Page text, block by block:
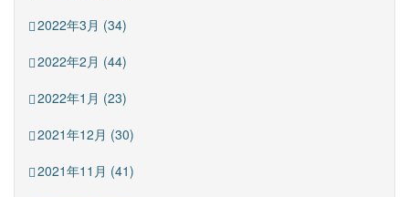
2022年3月 (34)
2022年2月 (44)
2022年1月 (23)
2021年12月 (30)
2021年11月 (41)